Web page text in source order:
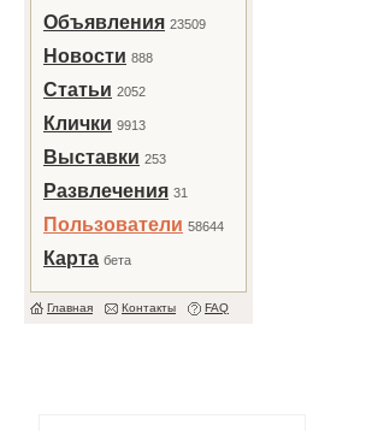
Объявления 23509
Новости 888
Статьи 2052
Клички 9913
Выставки 253
Развлечения 31
Пользователи 58644
Карта бета
Главная Контакты FAQ